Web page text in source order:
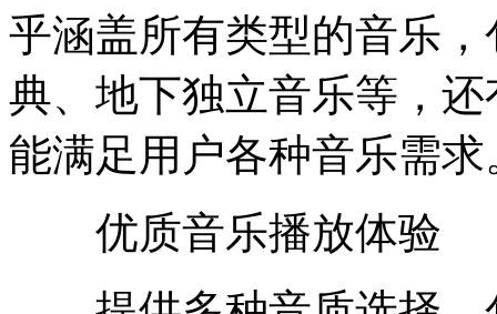
乎涵盖所有类型的音乐
典、地下独立音乐等，
能满足用户各种音乐需求
优质音乐播放体验